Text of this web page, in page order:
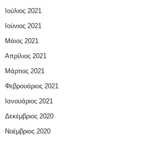
Ιούλιος 2021
Ιούνιος 2021
Μάιος 2021
Απρίλιος 2021
Μάρτιος 2021
Φεβρουάριος 2021
Ιανουάριος 2021
Δεκέμβριος 2020
Νοέμβριος 2020